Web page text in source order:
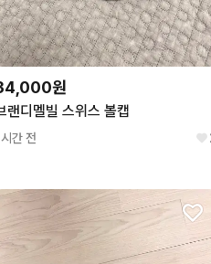
원
랜디멜빌 스위스 볼캡
간 전